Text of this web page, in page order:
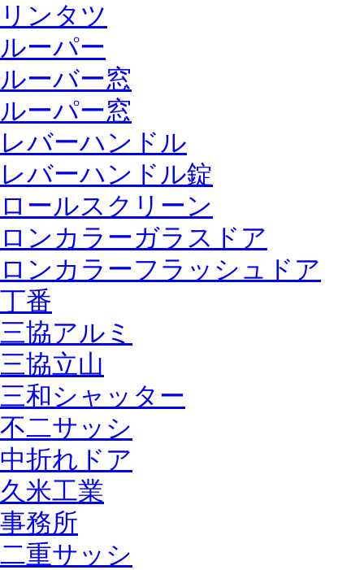
リンタツ
ルーパー
ルーバー窓
ルーパー窓
レバーハンドル
レバーハンドル錠
ロールスクリーン
ロンカラーガラスドア
ロンカラーフラッシュドア
丁番
三協アルミ
三協立山
三和シャッター
不二サッシ
中折れドア
久米工業
事務所
二重サッシ